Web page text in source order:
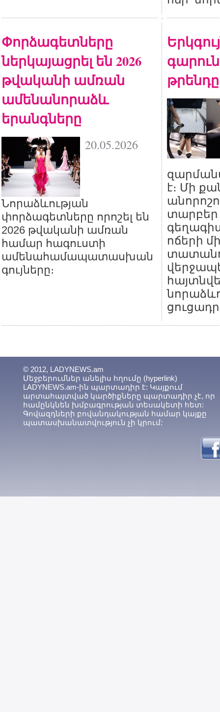
Փորձագետները
ներկայացրել են 2026
թվականի ամռան
ամենանորաձև
երանգները
20.05.2026
Նորաձևության
փորձագետները որոշել են
2026 թվականի ամռան
համար հագուստի
ամենահամապատասխան
գույները։
թրենդը
է։ Մի
տարբեր
ոճերի
© 2012, LADYNEWS.am
Մեջբերումներ անելիս հղումը (hyperlink)
LADYNEWS.am-ին պարտադիր է: Կայքում
արտահայտված կարծիքները պարտադիր չէ, որ
համընկնեն խմբագրության տեսակետի հետ:
Գովազդների բովանդակության համար կայքը
պատասխանատվություն չի կրում: